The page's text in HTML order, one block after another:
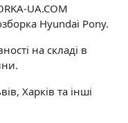
UA.COM
Hyundai Pony.
на складі в
Харків та інші